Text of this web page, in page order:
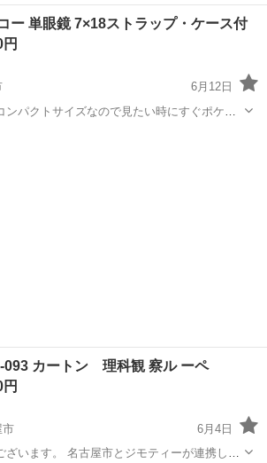
み等の減量を⽬的にまだ使えるものをリユー
望遠鏡、顕微鏡 リユース
ケンコー 単眼鏡 7×18ストラップ・ケース付
6月12日
093 カートン 理科観 察ル ーペ
市
6月4日
モティーが連携して